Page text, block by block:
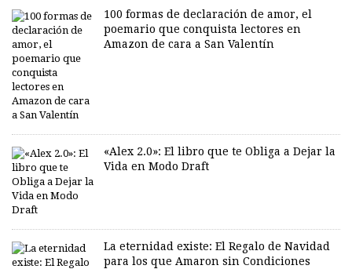
100 formas de declaración de amor, el
poemario que conquista lectores en
Amazon de cara a San Valentín
«Alex 2.0»: El libro que te Obliga a Dejar la
Vida en Modo Draft
La eternidad existe: El Regalo de Navidad
para los que Amaron sin Condiciones